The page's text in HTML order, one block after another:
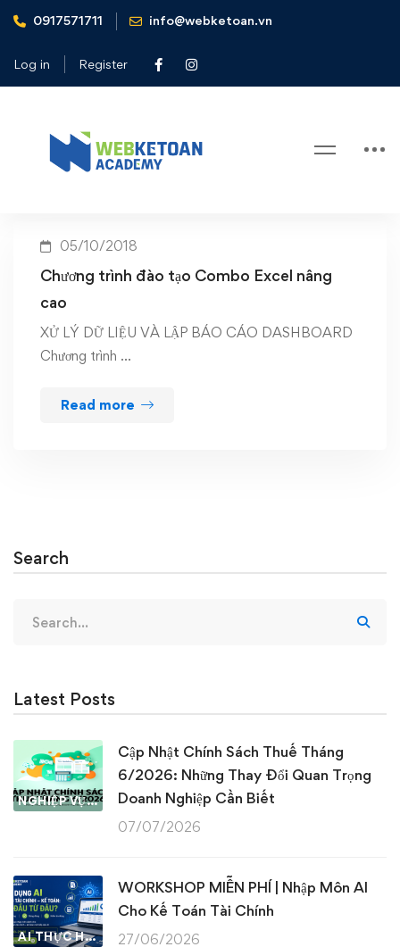
0917571711 info@webketoan.vn
Log in Register
Home đào tạo Combo Excel nâng cao
Tag: đào tạo Combo Excel nâng
05/10/2018
Chương trình đào tạo Combo Excel nâng
cao
XỬ LÝ DỮ LIỆU VÀ LẬP BÁO CÁO DASHBOARD
Chương trình …
Read more
Search
for:
Latest Posts
NGHIỆP VỤ KẾ TOÁN & THUẾ
Cập Nhật Chính Sách Thuế Tháng
6/2026: Những Thay Đổi Quan Trọng
Doanh Nghiệp Cần Biết
07/07/2026
AI THỰC HÀNH
WORKSHOP MIỄN PHÍ | Nhập Môn AI
Cho Kế Toán Tài Chính
27/06/2026